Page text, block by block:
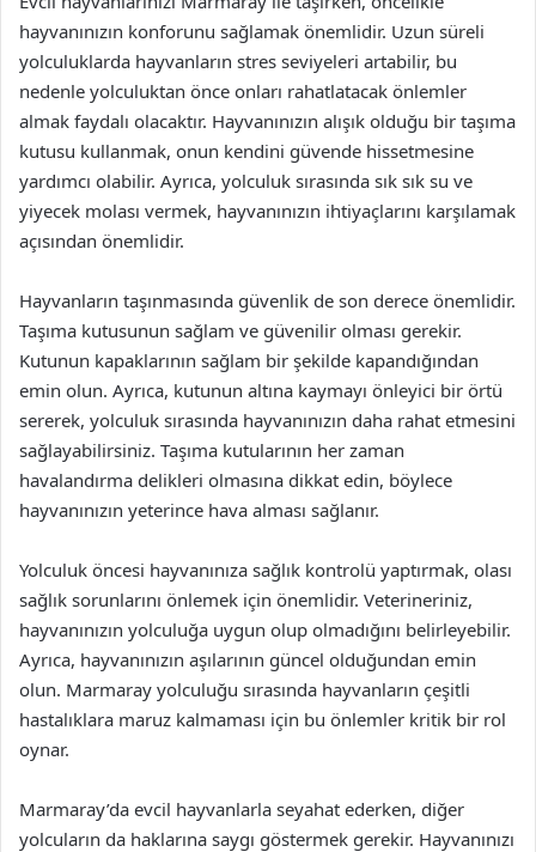
hayvanınızın konforunu sağlamak önemlidir. Uzun süreli
yolculuklarda hayvanların stres seviyeleri artabilir, bu
nedenle yolculuktan önce onları rahatlatacak önlemler
almak faydalı olacaktır. Hayvanınızın alışık olduğu bir taşıma
kutusu kullanmak, onun kendini güvende hissetmesine
yardımcı olabilir. Ayrıca, yolculuk sırasında sık sık su ve
yiyecek molası vermek, hayvanınızın ihtiyaçlarını karşılamak
açısından önemlidir.
Hayvanların taşınmasında güvenlik de son derece önemlidir.
Taşıma kutusunun sağlam ve güvenilir olması gerekir.
Kutunun kapaklarının sağlam bir şekilde kapandığından
emin olun. Ayrıca, kutunun altına kaymayı önleyici bir örtü
sererek, yolculuk sırasında hayvanınızın daha rahat etmesini
sağlayabilirsiniz. Taşıma kutularının her zaman
havalandırma delikleri olmasına dikkat edin, böylece
hayvanınızın yeterince hava alması sağlanır.
Yolculuk öncesi hayvanınıza sağlık kontrolü yaptırmak, olası
sağlık sorunlarını önlemek için önemlidir. Veterineriniz,
hayvanınızın yolculuğa uygun olup olmadığını belirleyebilir.
Ayrıca, hayvanınızın aşılarının güncel olduğundan emin
olun. Marmaray yolculuğu sırasında hayvanların çeşitli
hastalıklara maruz kalmaması için bu önlemler kritik bir rol
oynar.
Marmaray’da evcil hayvanlarla seyahat ederken, diğer
yolcuların da haklarına saygı göstermek gerekir. Hayvanınızı